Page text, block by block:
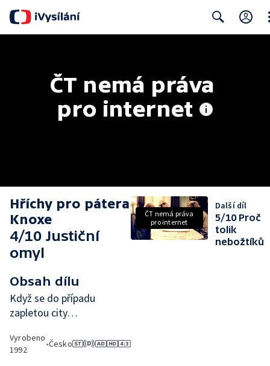
ČT nemá práva
pro internet
Hříchy pro pátera
Knoxe
4/10 Justiční
omyl
Obsah dílu
Když se do případu
zapletou city…
Vyrobeno
1992
•Česko
ČT nemá práva
pro internet
Další díl
5/10 Proč
tolik
nebožtíků